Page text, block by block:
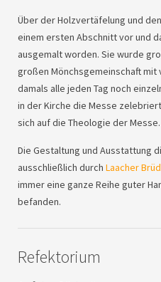
Über der Holzvertäfelung und
einem ersten Abschnitt vor und
ausgemalt worden. Sie wurde
großen Mönchsgemeinschaft
damals alle jeden Tag noch
in der Kirche die Messe
sich auf die Theologie der Messe.
Die Gestaltung und Ausstattung
ausschließlich durch Laacher
immer eine ganze Reihe guter
befanden.
Refektorium